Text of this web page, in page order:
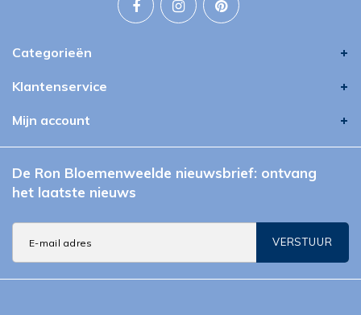
Categorieën
Klantenservice
Mijn account
De Ron Bloemenweelde nieuwsbrief: ontvang
het laatste nieuws
VERSTUUR